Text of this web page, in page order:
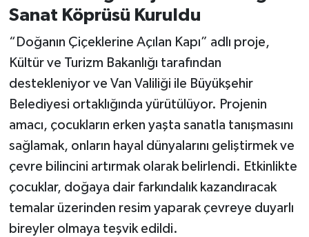
Sanat Köprüsü Kuruldu
“Doğanın Çiçeklerine Açılan Kapı” adlı proje,
Kültür ve Turizm Bakanlığı tarafından
destekleniyor ve Van Valiliği ile Büyükşehir
Belediyesi ortaklığında yürütülüyor. Projenin
amacı, çocukların erken yaşta sanatla tanışmasını
sağlamak, onların hayal dünyalarını geliştirmek ve
çevre bilincini artırmak olarak belirlendi. Etkinlikte
çocuklar, doğaya dair farkındalık kazandıracak
temalar üzerinden resim yaparak çevreye duyarlı
bireyler olmaya teşvik edildi.